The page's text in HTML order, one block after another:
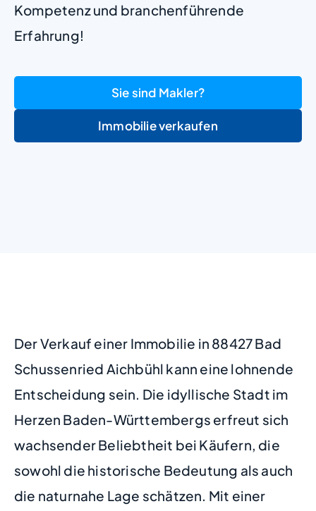
Kompetenz und branchenführende
Erfahrung!
Sie sind Makler?
Immobilie verkaufen
Der Verkauf einer Immobilie in 88427 Bad
Schussenried Aichbühl kann eine lohnende
Entscheidung sein. Die idyllische Stadt im
Herzen Baden-Württembergs erfreut sich
wachsender Beliebtheit bei Käufern, die
sowohl die historische Bedeutung als auch
die naturnahe Lage schätzen. Mit einer